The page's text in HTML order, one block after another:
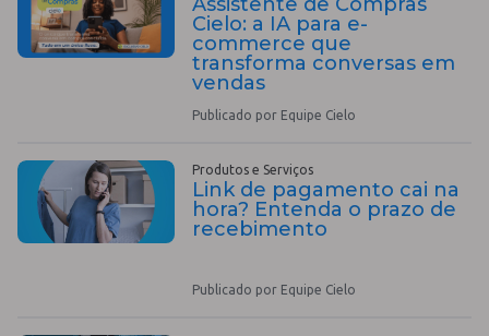
Cielo: a IA para e-
commerce que
transforma conversas em
vendas
Publicado por Equipe Cielo
Produtos e Serviços
Link de pagamento cai na
hora? Entenda o prazo de
recebimento
Publicado por Equipe Cielo